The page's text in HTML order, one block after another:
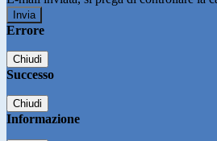
Errore
Chiudi
Successo
Chiudi
Informazione